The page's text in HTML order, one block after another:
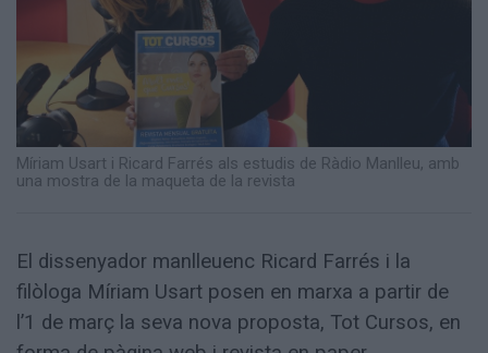
Míriam Usart i Ricard Farrés als estudis de Ràdio Manlleu, amb
una mostra de la maqueta de la revista
El dissenyador manlleuenc Ricard Farrés i la
filòloga Míriam Usart posen en marxa a partir de
l’1 de març la seva nova proposta, Tot Cursos, en